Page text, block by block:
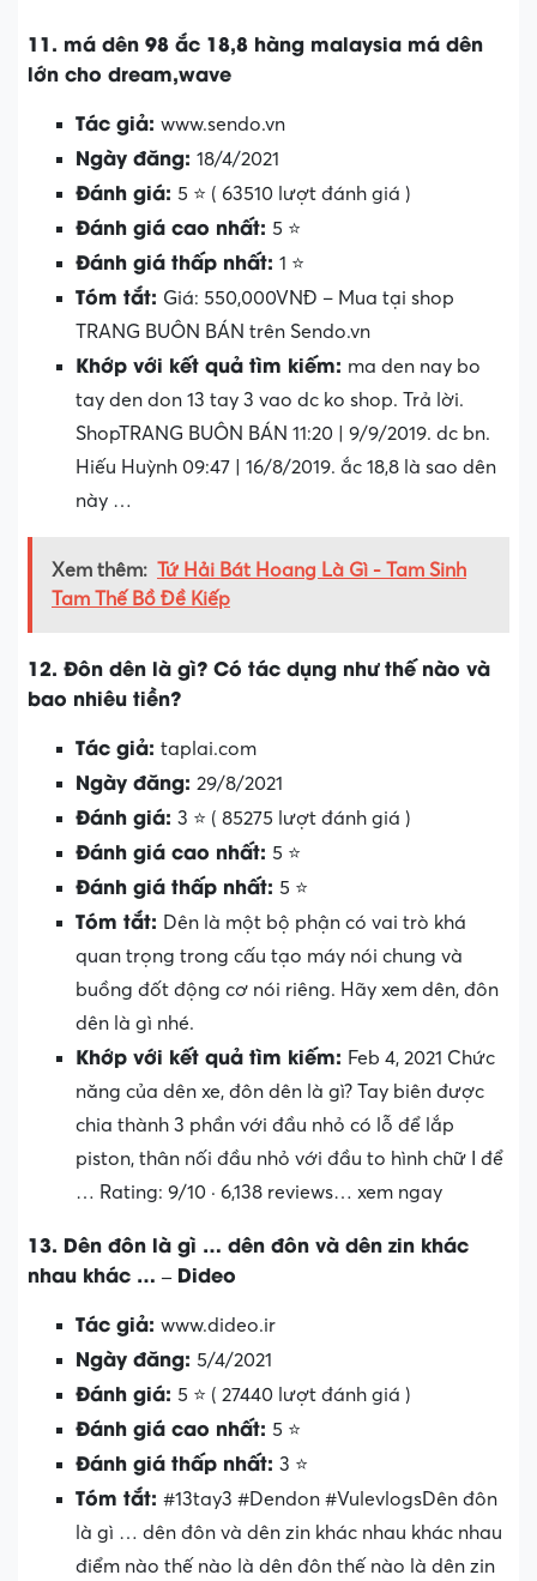
11. má dên 98 ắc 18,8 hàng malaysia má dên
lớn cho dream,wave
Tác giả: www.sendo.vn
Ngày đăng: 18/4/2021
Đánh giá: 5 ⭐ ( 63510 lượt đánh giá )
Đánh giá cao nhất: 5 ⭐
Đánh giá thấp nhất: 1 ⭐
Tóm tắt: Giá: 550,000VNĐ – Mua tại shop
TRANG BUÔN BÁN trên Sendo.vn
Khớp với kết quả tìm kiếm: ma den nay bo
tay den don 13 tay 3 vao dc ko shop. Trả lời.
ShopTRANG BUÔN BÁN 11:20 | 9/9/2019. dc bn.
Hiếu Huỳnh 09:47 | 16/8/2019. ắc 18,8 là sao dên
này …
Xem thêm: Tứ Hải Bát Hoang Là Gì - Tam Sinh
Tam Thế Bồ Đề Kiếp
12. Đôn dên là gì? Có tác dụng như thế nào và
bao nhiêu tiền?
Tác giả: taplai.com
Ngày đăng: 29/8/2021
Đánh giá: 3 ⭐ ( 85275 lượt đánh giá )
Đánh giá cao nhất: 5 ⭐
Đánh giá thấp nhất: 5 ⭐
Tóm tắt: Dên là một bộ phận có vai trò khá
quan trọng trong cấu tạo máy nói chung và
buồng đốt động cơ nói riêng. Hãy xem dên, đôn
dên là gì nhé.
Khớp với kết quả tìm kiếm: Feb 4, 2021 Chức
năng của dên xe, đôn dên là gì? Tay biên được
chia thành 3 phần với đầu nhỏ có lỗ để lắp
piston, thân nối đầu nhỏ với đầu to hình chữ I để
… Rating: 9/10 · ‎6,138 reviews… xem ngay
13. Dên đôn là gì … dên đôn và dên zin khác
nhau khác … – Dideo
Tác giả: www.dideo.ir
Ngày đăng: 5/4/2021
Đánh giá: 5 ⭐ ( 27440 lượt đánh giá )
Đánh giá cao nhất: 5 ⭐
Đánh giá thấp nhất: 3 ⭐
Tóm tắt: #13tay3 #Dendon #VulevlogsDên đôn
là gì … dên đôn và dên zin khác nhau khác nhau
điểm nào thế nào là dên đôn thế nào là dên zin